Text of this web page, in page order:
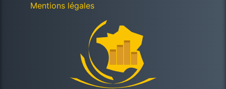
Mentions légales